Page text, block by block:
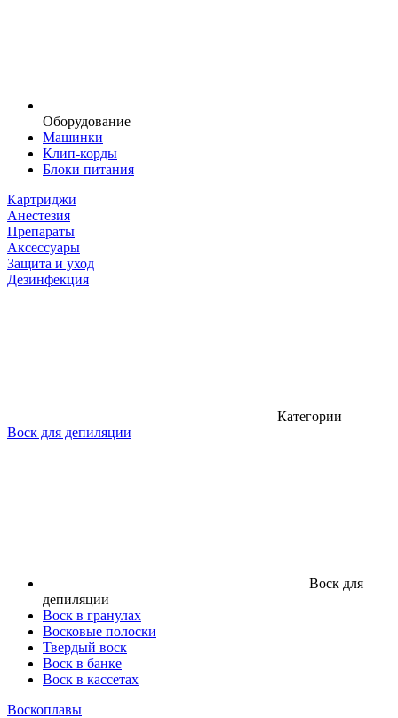
Оборудование
Машинки
Клип-корды
Блоки питания
Картриджи
Анестезия
Препараты
Аксессуары
Защита и уход
Дезинфекция
Категории
Воск для депиляции
Воск для
депиляции
Воск в гранулах
Восковые полоски
Твердый воск
Воск в банке
Воск в кассетах
Воскоплавы